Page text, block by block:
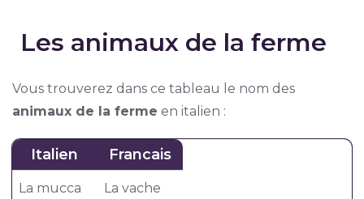
Les animaux de la ferme
Vous trouverez dans ce tableau le nom des
animaux de la ferme en italien :
Italien Francais
La mucca La vache